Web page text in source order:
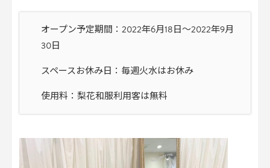
オープン予定期間：2022年6月18日〜2022年9月
30日
スペースお休み日：毎週火水はお休み
使用料：梨花和服利用客は無料